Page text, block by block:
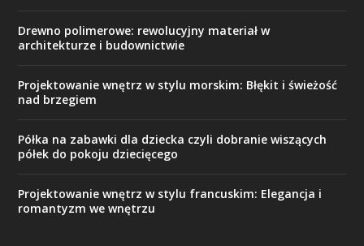
Drewno polimerowe: rewolucyjny materiał w
architekturze i budownictwie
Projektowanie wnętrz w stylu morskim: Błękit i świeżość
nad brzegiem
Półka na zabawki dla dziecka czyli dobranie wiszących
półek do pokoju dziecięcego
Projektowanie wnętrz w stylu francuskim: Elegancja i
romantyzm we wnętrzu